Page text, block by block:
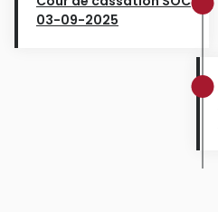
03-09-2025